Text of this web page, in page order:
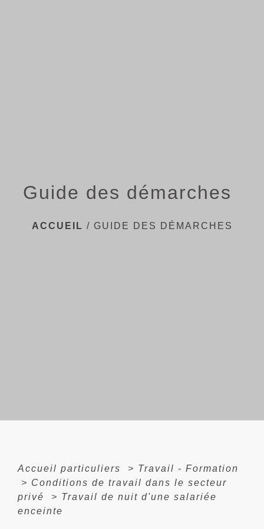
Guide des démarches
ACCUEIL / GUIDE DES DÉMARCHES
Accueil particuliers > Travail - Formation
> Conditions de travail dans le secteur
privé
> Travail de nuit d'une salariée
enceinte